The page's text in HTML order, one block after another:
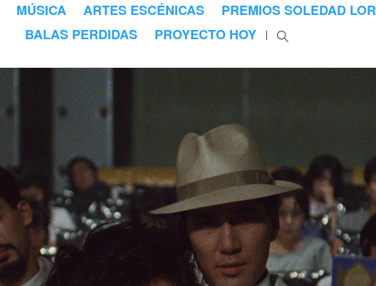
MÚSICA ARTES ESCÉNICAS PREMIOS SOLEDAD
BALAS PERDIDAS
PROYECTO HOY